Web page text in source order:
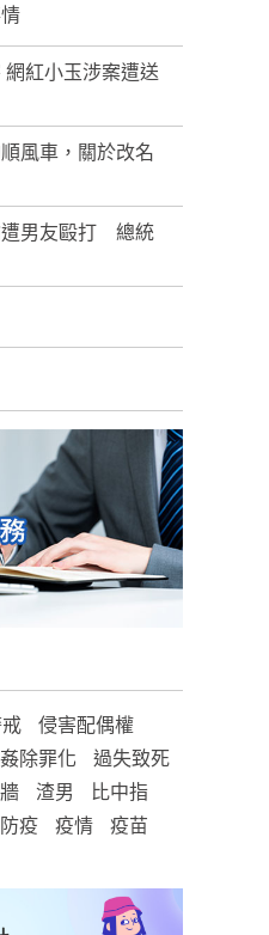
紅小玉涉案遭送
風車，關於改名
遭男友毆打 總統
侵害配偶權
除罪化
過失致死
渣男
比中指
防疫 疫情
疫苗